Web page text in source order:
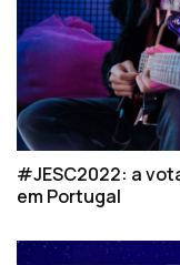
#JESC2022: a
em Portugal